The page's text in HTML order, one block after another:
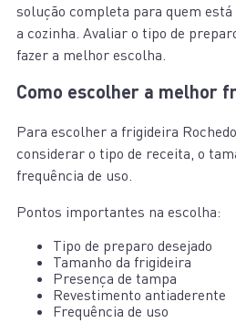
solução completa para quem
a cozinha. Avaliar o tipo de
fazer a melhor escolha.
Como escolher a melhor
Para escolher a frigideira
considerar o tipo de receita, o
frequência de uso.
Pontos importantes na escolha:
Tipo de preparo desejado
Tamanho da frigideira
Presença de tampa
Revestimento antiaderente
Frequência de uso